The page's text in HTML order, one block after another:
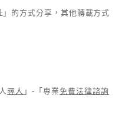
的方式分享，其他轉載方式
尋人 」-「專業免費法律諮詢